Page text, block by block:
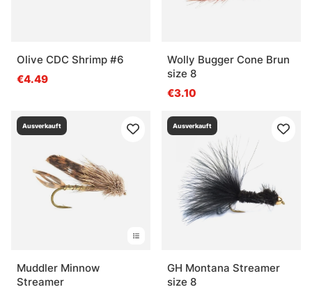
Olive CDC Shrimp #6
€4.49
Wolly Bugger Cone Brun
size 8
€3.10
Ausverkauft
Muddler Minnow
Streamer
Ausverkauft
GH Montana Streamer
size 8